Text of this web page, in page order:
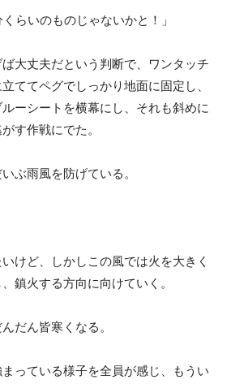
らいのものじゃないかと！」
大丈夫だという判断で、ワンタッチ
ててペグでしっかり地面に固定し、
ーシートを横幕にし、それも斜めに
す作戦にでた。
ぶ雨風を防げている。
けど、しかしこの風では火を大きく
鎮火する方向に向けていく。
だん皆寒くなる。
っている様子を全員が感じ、もうい